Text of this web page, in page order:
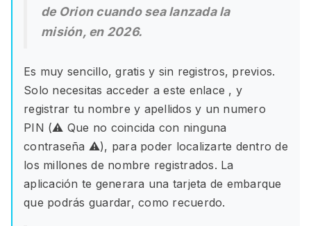
de Orion cuando sea lanzada la
misión, en 2026.
Es muy sencillo, gratis y sin registros, previos.
Solo necesitas acceder a este enlace , y
registrar tu nombre y apellidos y un numero
PIN (⚠ Que no coincida con ninguna
contraseña ⚠), para poder localizarte dentro de
los millones de nombre registrados. La
aplicación te generara una tarjeta de embarque
que podrás guardar, como recuerdo.